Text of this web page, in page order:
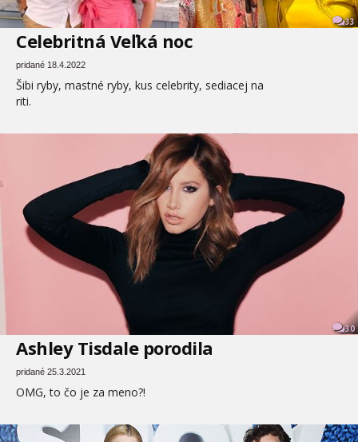
33
Celebritná Veľká noc
pridané 18.4.2022
Šibi ryby, mastné ryby, kus celebrity, sediacej na
riti.
30
Ashley Tisdale porodila
pridané 25.3.2021
OMG, to čo je za meno?!